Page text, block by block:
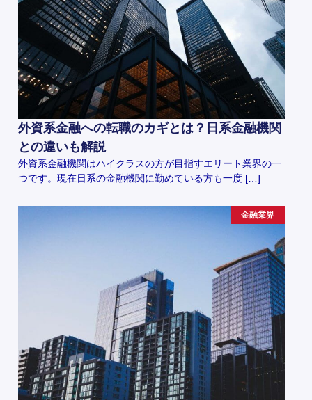
外資系金融への転職のカギとは？日系金融機関
との違いも解説
外資系金融機関はハイクラスの方が目指すエリート業界の一
つです。現在日系の金融機関に勤めている方も一度 […]
金融業界